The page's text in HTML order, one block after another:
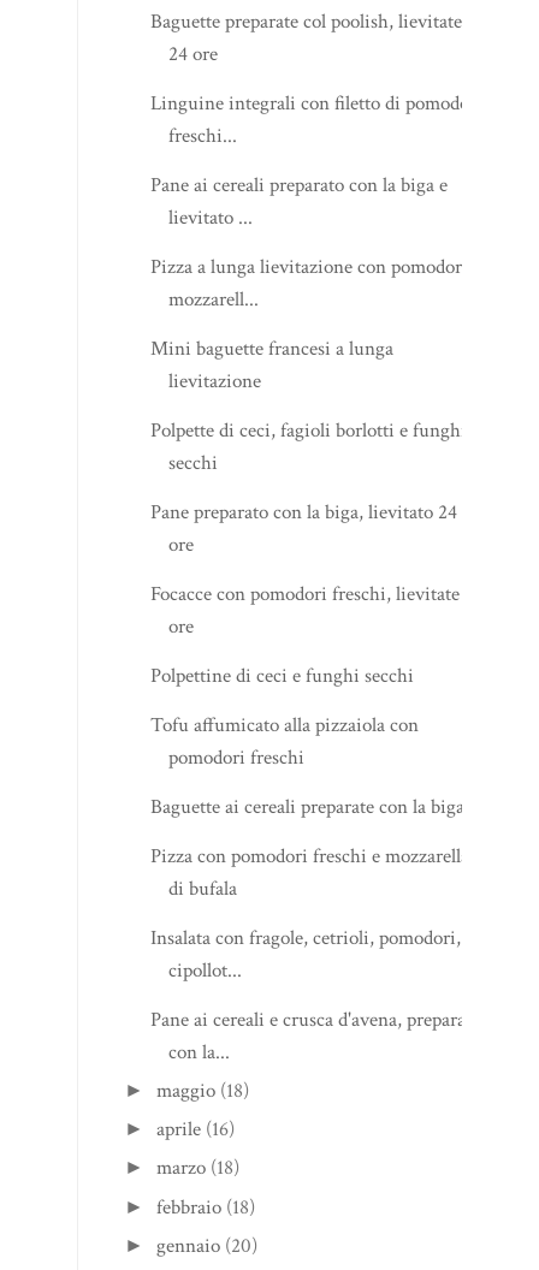
Baguette preparate col poolish, lievitate
24 ore
Linguine integrali con filetto di pomodori
freschi...
Pane ai cereali preparato con la biga e
lievitato ...
Pizza a lunga lievitazione con pomodori,
mozzarell...
Mini baguette francesi a lunga
lievitazione
Polpette di ceci, fagioli borlotti e funghi
secchi
Pane preparato con la biga, lievitato 24
ore
Focacce con pomodori freschi, lievitate 24
ore
Polpettine di ceci e funghi secchi
Tofu affumicato alla pizzaiola con
pomodori freschi
Baguette ai cereali preparate con la biga
Pizza con pomodori freschi e mozzarella
di bufala
Insalata con fragole, cetrioli, pomodori,
cipollot...
Pane ai cereali e crusca d'avena, preparato
con la...
►maggio (18)
►aprile (16)
►marzo (18)
►febbraio (18)
►gennaio (20)